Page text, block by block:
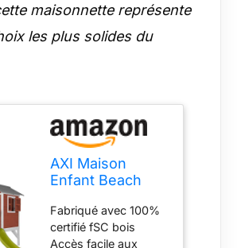
maisonnette représente
les plus solides du
AXI Maison
Enfant Beach
Rouge avec
toboggan en
Fabriqué avec 100%
certifié fSC bois
Accès facile aux